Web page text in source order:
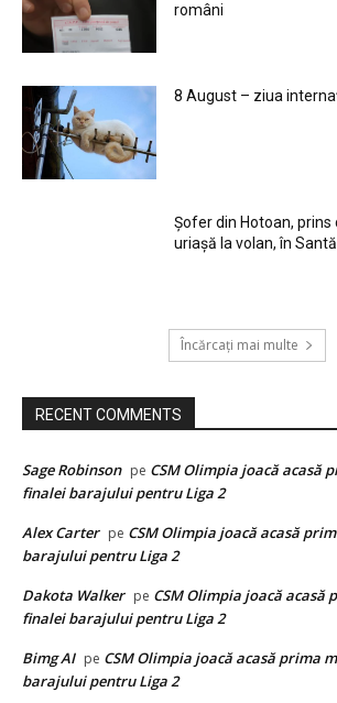
români
8 August – ziua
Șofer din Hotoan, prins
uriașă la volan, în
Încărcați mai multe
RECENT COMMENTS
Sage Robinson pe CSM Olimpia joacă acasă
finalei barajului pentru Liga 2
Alex Carter pe CSM Olimpia joacă acasă
barajului pentru Liga 2
Dakota Walker pe CSM Olimpia joacă acasă
finalei barajului pentru Liga 2
Bimg AI pe CSM Olimpia joacă acasă prima
barajului pentru Liga 2